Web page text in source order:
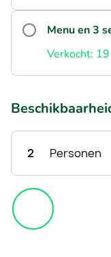
Menu en 3
Verkocht: 19
2 Personen